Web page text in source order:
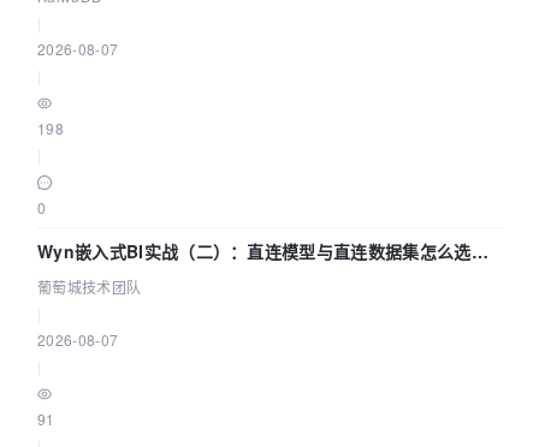
2026-08-07
198
0
Wyn嵌入式BI实战（二）：直连模型与直连数据集怎么选，
参数为什么不生效？| 葡萄城技术团队
葡萄城技术团队
2026-08-07
91